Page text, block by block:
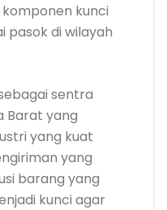
kunci
di wilayah
sentra
Barat yang
yang kuat
yang
barang yang
kunci agar